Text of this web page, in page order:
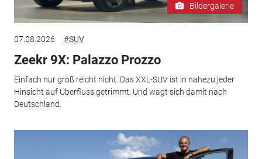
Bildergalerie
07.08.2026 #SUV
Zeekr 9X: Palazzo Prozzo
Einfach nur groß reicht nicht. Das XXL-SUV ist in nahezu jeder
Hinsicht auf Überfluss getrimmt. Und wagt sich damit nach
Deutschland.